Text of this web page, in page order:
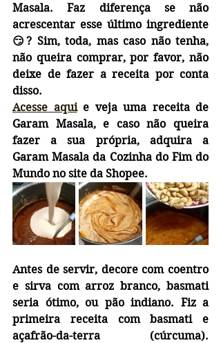
Masala. Faz diferença se não
acrescentar esse último ingrediente
😏? Sim, toda, mas caso não tenha,
não queira comprar, por favor, não
deixe de fazer a receita por conta
disso.
Acesse aqui e veja uma receita de
Garam Masala, e caso não queira
fazer a sua própria, adquira a
Garam Masala da Cozinha do Fim do
Mundo no site da Shopee.
Antes de servir, decore com coentro
e sirva com arroz branco, basmati
seria ótimo, ou pão indiano. Fiz a
primeira receita com basmati e
açafrão-da-terra (cúrcuma).